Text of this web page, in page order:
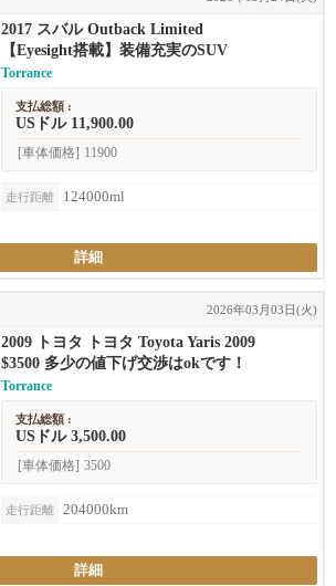
2017 スバル Outback Limited
【Eyesight搭載】装備充実のSUV
Torrance
支払総額 :
USドル 11,900.00
[車体価格] 11900
走行距離
124000ml
詳細
2026年03月03日(火)
2009 トヨタ トヨタ Toyota Yaris 2009
$3500 多少の値下げ交渉はokです！
Torrance
支払総額 :
USドル 3,500.00
[車体価格] 3500
走行距離
204000km
詳細